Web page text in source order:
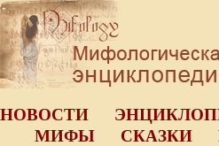
НОВОСТИ
МИФЫ
СКАЗКИ